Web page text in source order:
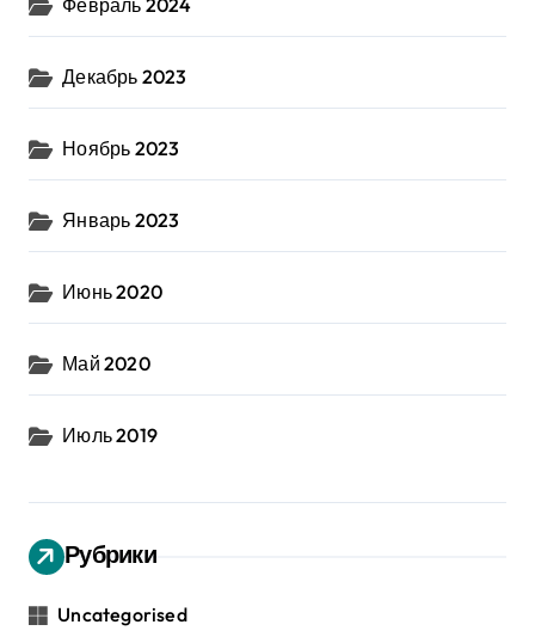
Февраль 2024
Декабрь 2023
Ноябрь 2023
Январь 2023
Июнь 2020
Май 2020
Июль 2019
Рубрики
Uncategorised